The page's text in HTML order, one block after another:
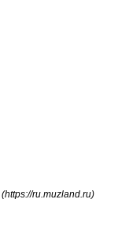
(https://ru.muzland.ru)